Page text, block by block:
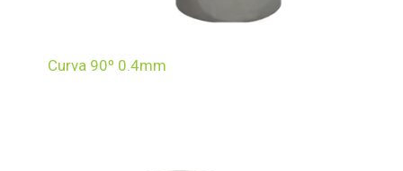
Curva 90º 0.4mm